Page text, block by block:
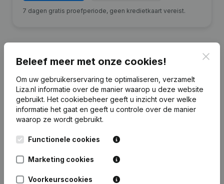
7 dagen gratis proefperiode, geen kredietkaart vereist.
Financiële gegevens van J.G. Tijssen
2020 2019 2018
vermogen
€ -511.017 -186.081
Personeel 0
Beleef meer met onze cookies!
Om uw gebruikerservaring te optimaliseren, verzamelt
Liza.nl informatie over de manier waarop u deze website
gebruikt. Het cookiebeheer geeft u inzicht over welke
informatie het gaat en geeft u controle over de manier
waarop ze wordt gebruikt.
Functionele cookies
Marketing cookies
Voorkeurscookies